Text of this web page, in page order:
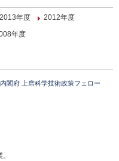
2013年度
2012年度
年度
閣府 上席科学技術政策フェロー